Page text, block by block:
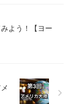
よう！【ヨー